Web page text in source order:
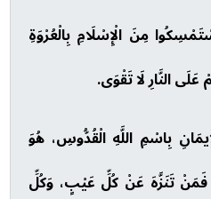
مِنَ الْإِسْلَامِ بِالْعُرْوَةِ
النَّارِ لَا تَقْوَى.
بِاسْمِ اللَّهِ الْقُدُّوسِ، هُوَ
فَمَنْ تَنَزَّهَ عَنْ كُلِّ عَيْبٍ، وَكُلِّ